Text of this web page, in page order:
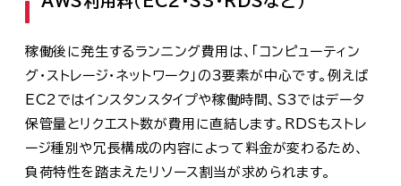
稼働後に発生するランニング費用は、「コンピューティン
グ・ストレージ・ネットワーク」の3要素が中心です。例えば
EC2ではインスタンスタイプや稼働時間、S3ではデータ
保管量とリクエスト数が費用に直結します。RDSもストレ
ージ種別や冗長構成の内容によって料金が変わるため、
負荷特性を踏まえたリソース割当が求められます。